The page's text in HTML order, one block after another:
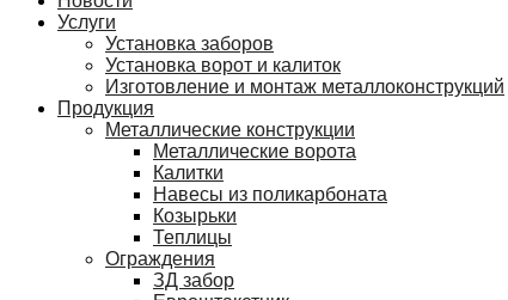
Услуги
Установка заборов
Установка ворот и калиток
Изготовление и монтаж металлоконструкций
Продукция
Металлические конструкции
Металлические ворота
Калитки
Навесы из поликарбоната
Козырьки
Теплицы
Ограждения
ЗД забор